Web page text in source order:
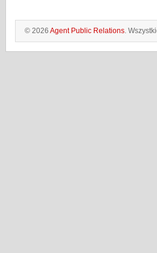
© 2026 Agent Public Relations.